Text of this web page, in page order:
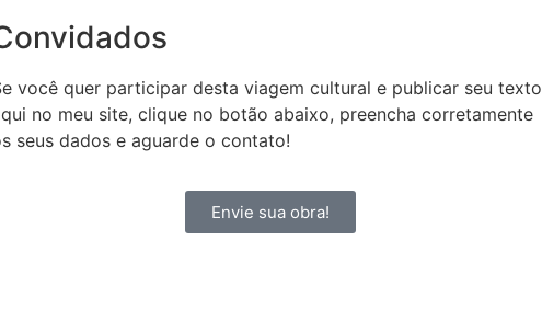
você quer participar desta viagem cultural e publicar seu texto
no meu site, clique no botão abaixo, preencha corretamente
seus dados e aguarde o contato!
Envie sua obra!